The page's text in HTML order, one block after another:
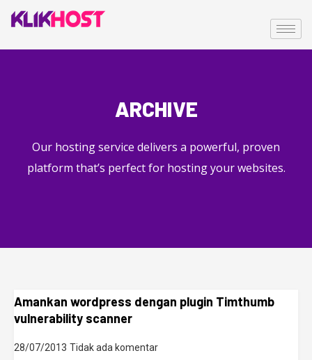
ARCHIVE
Our hosting service delivers a powerful, proven
platform that’s perfect for hosting your websites.
Amankan wordpress dengan plugin Timthumb
vulnerability scanner
28/07/2013 Tidak ada komentar